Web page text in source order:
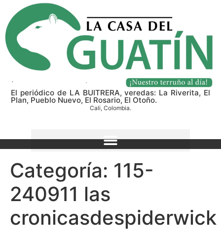
El periódico de LA BUITRERA, veredas: La Riverita, El
Plan, Pueblo Nuevo, El Rosario, El Otoño.
Cali, Colombia.
Categoría: 115-
240911 las
cronicasdespiderwick